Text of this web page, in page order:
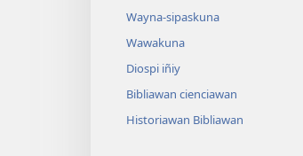
Wayna-sipaskuna
Wawakuna
Diospi iñiy
Bibliawan cienciawan
Historiawan Bibliawan